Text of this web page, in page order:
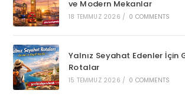
ve Modern Mekanlar
18 TEMMUZ 2026 / 0 COMMENTS
Yalnız Seyahat Edenler İçin
Rotalar
15 TEMMUZ 2026 / 0 COMMENTS